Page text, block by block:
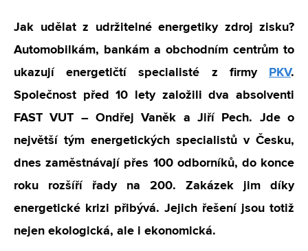
Jak udělat z udržitelné energetiky zdroj zisku?
Automobilkám, bankám a obchodním centrům to
ukazují energetičtí specialisté z firmy PKV.
Společnost před 10 lety založili dva absolventi
FAST VUT – Ondřej Vaněk a Jiří Pech. Jde o
největší tým energetických specialistů v Česku,
dnes zaměstnávají přes 100 odborníků, do konce
roku rozšíří řady na 200. Zakázek jim díky
energetické krizi přibývá. Jejich řešení jsou totiž
nejen ekologická, ale i ekonomická.